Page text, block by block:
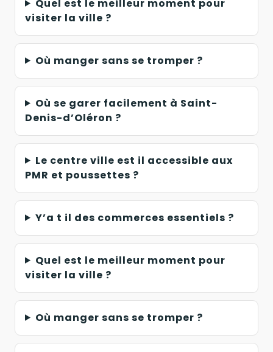
Quel est le meilleur moment pour
visiter la ville ?
Où manger sans se tromper ?
Où se garer facilement à Saint-
Denis-d’Oléron ?
Le centre ville est il accessible aux
PMR et poussettes ?
Y’a t il des commerces essentiels ?
Quel est le meilleur moment pour
visiter la ville ?
Où manger sans se tromper ?